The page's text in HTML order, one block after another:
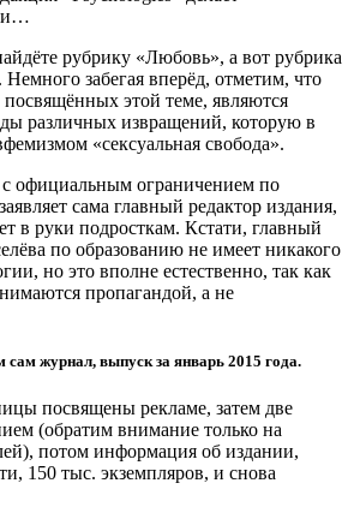
рубрику «Любовь», а вот рубрика
Немного забегая вперёд, отметим, что
посвящённых этой теме, являются
различных извращений, которую в
«сексуальная свобода».
официальным ограничением по
сама главный редактор издания,
в руки подросткам. Кстати, главный
по образованию не имеет никакого
но это вполне естественно, так как
пропагандой, а не
сам журнал, выпуск за январь 2015 года.
посвящены рекламе, затем две
(обратим внимание только на
потом информация об издании,
150 тыс. экземпляров, и снова